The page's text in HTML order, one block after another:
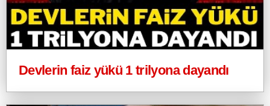
Devlerin faiz yükü 1 trilyona dayandı